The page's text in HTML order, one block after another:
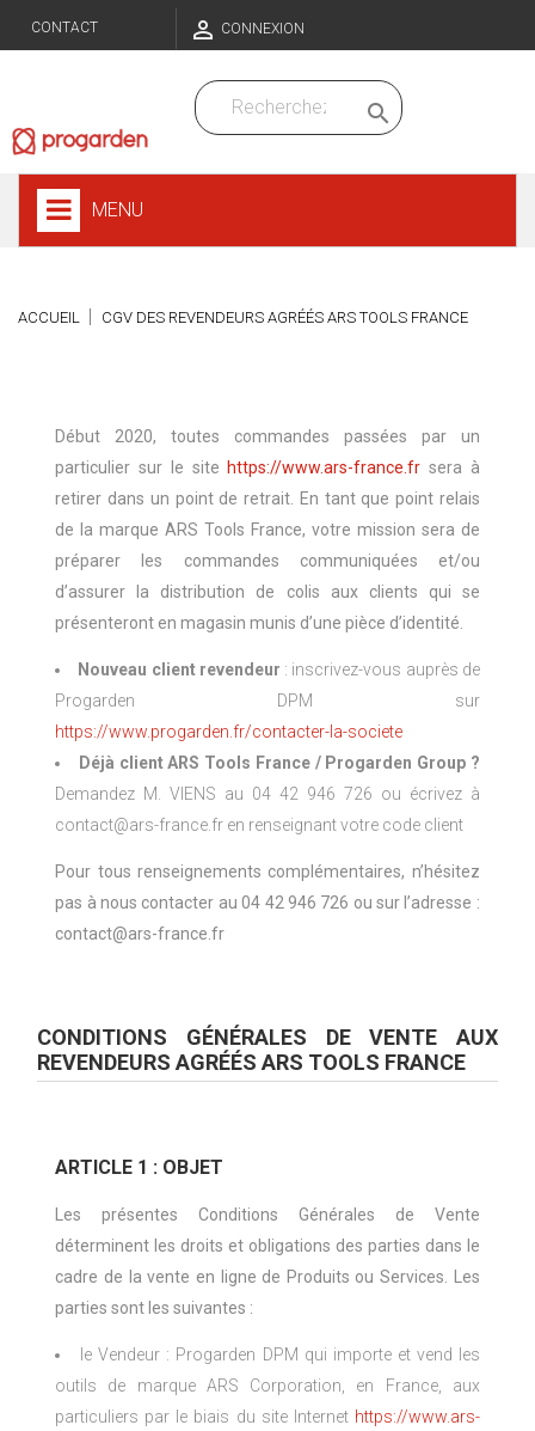
CONTACT  CONNEXION

MENU
ACCUEIL CGV DES REVENDEURS AGRÉÉS ARS TOOLS FRANCE
Début 2020, toutes commandes passées par un
particulier sur le sitehttps://www.ars-france.fr sera à
retirer dans un point de retrait. En tant que point relais
de la marque ARS Tools France, votre mission sera de
préparer les commandes communiquées et/ou
d’assurer la distribution de colis aux clients qui se
présenteront en magasin munis d’une pièce d’identité.
Nouveau client revendeur : inscrivez-vous auprès de
Progarden DPM sur
https://www.progarden.fr/contacter-la-societe
Déjà client ARS Tools France / Progarden Group ?
Demandez M. VIENS au 04 42 946 726 ou écrivez à
contact@ars-france.fr en renseignant votre code client
Pour tous renseignements complémentaires, n’hésitez
pas à nous contacter au 04 42 946 726 ou sur l’adresse :
contact@ars-france.fr
CONDITIONS GÉNÉRALES DE VENTE AUX
REVENDEURS AGRÉÉS ARS TOOLS FRANCE
ARTICLE 1 : OBJET
Les présentes Conditions Générales de Vente
déterminent les droits et obligations des parties dans le
cadre de la vente en ligne de Produits ou Services. Les
parties sont les suivantes :
le Vendeur : Progarden DPM qui importe et vend les
outils de marque ARS Corporation, en France, aux
particuliers par le biais du site Internet https://www.ars-